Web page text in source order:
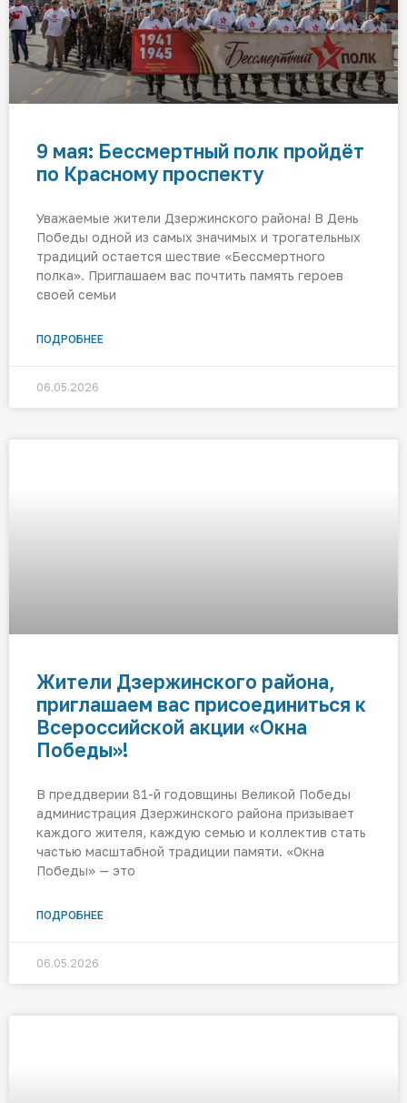
9 мая: Бессмертный полк пройдёт
по Красному проспекту
Уважаемые жители Дзержинского района! В День
Победы одной из самых значимых и трогательных
традиций остается шествие «Бессмертного
полка». Приглашаем вас почтить память героев
своей семьи
ПОДРОБНЕЕ
06.05.2026
Жители Дзержинского района,
приглашаем вас присоединиться к
Всероссийской акции «Окна
Победы»!
В преддверии 81-й годовщины Великой Победы
администрация Дзержинского района призывает
каждого жителя, каждую семью и коллектив стать
частью масштабной традиции памяти. «Окна
Победы» — это
ПОДРОБНЕЕ
06.05.2026